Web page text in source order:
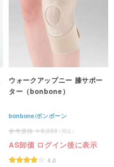
ウォークアップニー 膝サポー
ター（bonbone）
bonbone/ボンボーン
6,050
AS卸価 ログイン後に表示
4.0